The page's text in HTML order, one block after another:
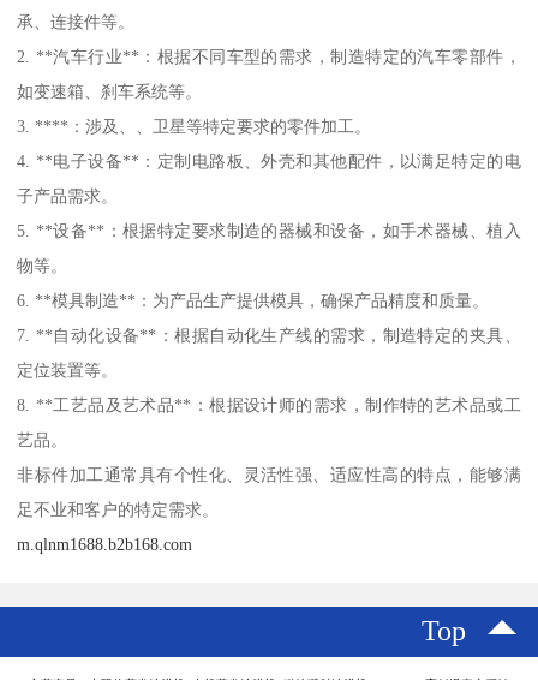
承、连接件等。
2. **汽车行业**：根据不同车型的需求，制造特定的汽车零部件，
如变速箱、刹车系统等。
3. ****：涉及、、卫星等特定要求的零件加工。
4. **电子设备**：定制电路板、外壳和其他配件，以满足特定的电
子产品需求。
5. **设备**：根据特定要求制造的器械和设备，如手术器械、植入
物等。
6. **模具制造**：为产品生产提供模具，确保产品精度和质量。
7. **自动化设备**：根据自动化生产线的需求，制造特定的夹具、
定位装置等。
8. **工艺品及艺术品**：根据设计师的需求，制作特的艺术品或工
艺品。
非标件加工通常具有个性化、灵活性强、适应性高的特点，能够满
足不业和客户的特定需求。
m.qlnm1688.b2b168.com
Top